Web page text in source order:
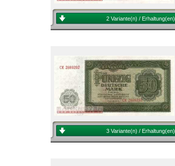
2 Variante(n) / Erhaltung(en)
3 Variante(n) / Erhaltung(en)